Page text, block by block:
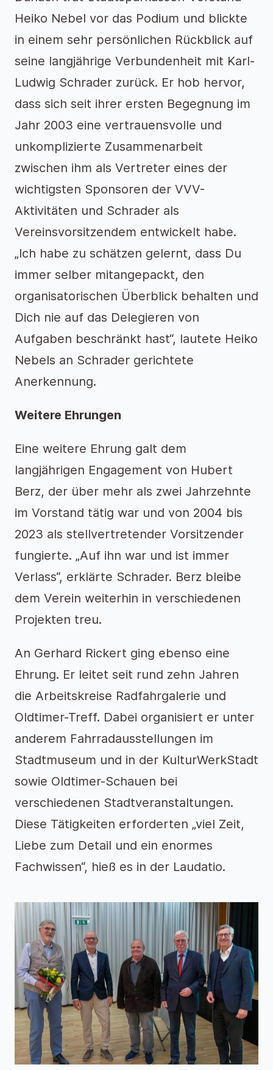
Heiko Nebel vor das Podium und blickte
in einem sehr persönlichen Rückblick auf
seine langjährige Verbundenheit mit Karl-
Ludwig Schrader zurück. Er hob hervor,
dass sich seit ihrer ersten Begegnung im
Jahr 2003 eine vertrauensvolle und
unkomplizierte Zusammenarbeit
zwischen ihm als Vertreter eines der
wichtigsten Sponsoren der VVV-
Aktivitäten und Schrader als
Vereinsvorsitzendem entwickelt habe.
„Ich habe zu schätzen gelernt, dass Du
immer selber mitangepackt, den
organisatorischen Überblick behalten und
Dich nie auf das Delegieren von
Aufgaben beschränkt hast“, lautete Heiko
Nebels an Schrader gerichtete
Anerkennung.
Weitere Ehrungen
Eine weitere Ehrung galt dem
langjährigen Engagement von Hubert
Berz, der über mehr als zwei Jahrzehnte
im Vorstand tätig war und von 2004 bis
2023 als stellvertretender Vorsitzender
fungierte. „Auf ihn war und ist immer
Verlass“, erklärte Schrader. Berz bleibe
dem Verein weiterhin in verschiedenen
Projekten treu.
An Gerhard Rickert ging ebenso eine
Ehrung. Er leitet seit rund zehn Jahren
die Arbeitskreise Radfahrgalerie und
Oldtimer-Treff. Dabei organisiert er unter
anderem Fahrradausstellungen im
Stadtmuseum und in der KulturWerkStadt
sowie Oldtimer-Schauen bei
verschiedenen Stadtveranstaltungen.
Diese Tätigkeiten erforderten „viel Zeit,
Liebe zum Detail und ein enormes
Fachwissen“, hieß es in der Laudatio.